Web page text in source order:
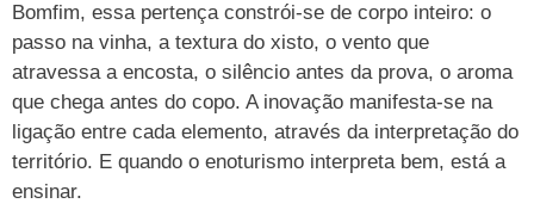
Bomfim, essa pertença constrói-se de corpo inteiro: o
passo na vinha, a textura do xisto, o vento que
atravessa a encosta, o silêncio antes da prova, o aroma
que chega antes do copo. A inovação manifesta-se na
ligação entre cada elemento, através da interpretação do
território. E quando o enoturismo interpreta bem, está a
ensinar.